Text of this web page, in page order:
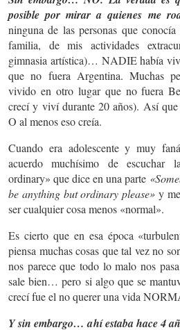
posible por mirar a quienes me
ninguna de las personas que
familia, de mis actividades
gimnasia artística)… NADIE había
que no fuera Argentina. Muchas
vivido en otro lugar que no fuera
crecí y viví durante 20 años). Así
O al menos eso creía.
Cuando era adolescente y muy
acuerdo muchísimo de escuchar
ordinary» que dice en una parte
be anything but ordinary please» y
ser cualquier cosa menos «normal».
Es cierto que en esa época
piensa muchas cosas que tal vez no
nos parece que todo lo malo nos
sale bien… pero si algo que se
crecí fue el no querer una vida
Y sin embargo… ahí estaba hace 4